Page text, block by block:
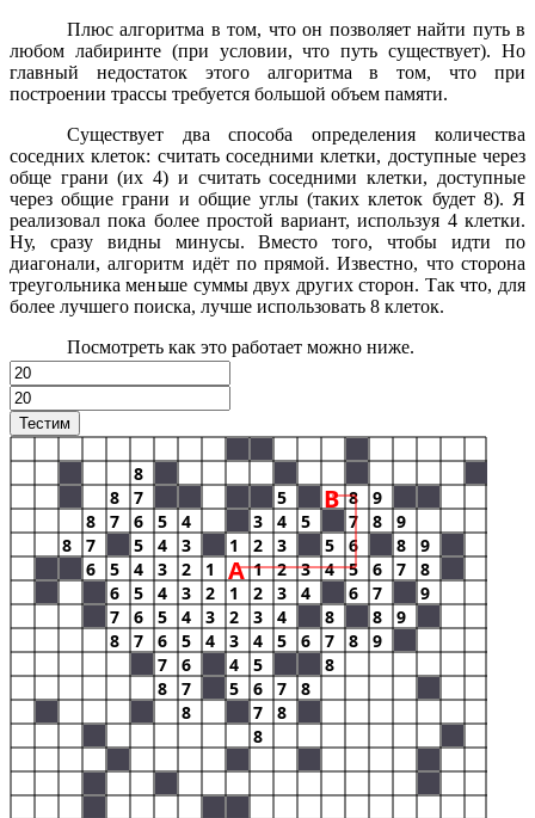
Плюс алгоритма в том, что он позволяет найти путь в
любом лабиринте (при условии, что путь существует). Но
главный недостаток этого алгоритма в том, что при
построении трассы требуется большой объем памяти.
Существует два способа определения количества
соседних клеток: считать соседними клетки, доступные через
обще грани (их 4) и считать соседними клетки, доступные
через общие грани и общие углы (таких клеток будет 8). Я
реализовал пока более простой вариант, используя 4 клетки.
Ну, сразу видны минусы. Вместо того, чтобы идти по
диагонали, алгоритм идёт по прямой. Известно, что сторона
треугольника меньше суммы двух других сторон. Так что, для
более лучшего поиска, лучше использовать 8 клеток.
Посмотреть как это работает можно ниже.